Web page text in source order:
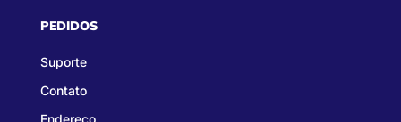
PEDIDOS
Suporte
Contato